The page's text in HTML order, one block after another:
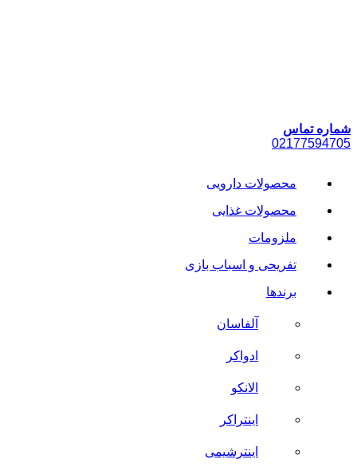
شماره تماس
02177594705
محصولات دارویی
محصولات غذایی
ملزومات
تفریحی و اسباب بازی
برندها
آلفاسان
ادواکر
الانکو
اینتراکر
اینترشیمی